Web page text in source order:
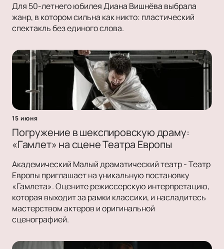
Для 50-летнего юбилея Диана Вишнёва выбрала
жанр, в котором сильна как никто: пластический
спектакль без единого слова.
15 июня
Погружение в шекспировскую драму:
«Гамлет» на сцене Театра Европы
Академический Малый драматический театр - Театр
Европы приглашает на уникальную постановку
«Гамлета». Оцените режиссерскую интерпретацию,
которая выходит за рамки классики, и насладитесь
мастерством актеров и оригинальной
сценографией.